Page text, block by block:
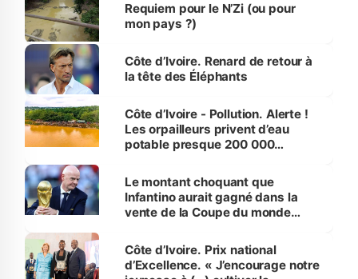
Requiem pour le N’Zi (ou pour
mon pays ?)
Côte d’Ivoire. Renard de retour à
la tête des Éléphants
Côte d’Ivoire - Pollution. Alerte !
Les orpailleurs privent d’eau
potable presque 200 000
Le montant choquant que
Infantino aurait gagné dans la
vente de la Coupe du monde
Côte d’Ivoire. Prix national
d’Excellence. « J’encourage notre